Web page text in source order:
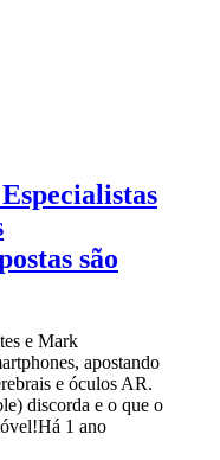
são
e Mark
apostando
e óculos AR.
discorda e o que o
Há 1 ano